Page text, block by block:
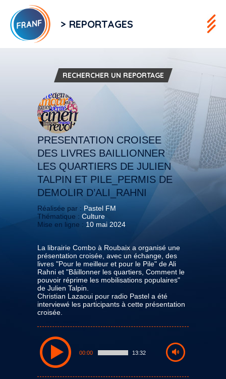
> REPORTAGES
RECHERCHER UN REPORTAGE
PRESENTATION CROISEE
DES LIVRES BAILLIONNER
LES QUARTIERS DE JULIEN
TALPIN ET PILE_PERMIS DE
DEMOLIR D’ALI_RAHNI
Réalisée par : Pastel FM
Thématique : Culture
Mise en ligne : 10 mai 2024
La librairie Combo à Roubaix a organisé une
présentation croisée, avec un échange, des
livres "Pour le meilleur et pour le Pile" de Ali
Rahni et "Bâillonner les quartiers, Comment le
pouvoir réprime les mobilisations populaires"
de Julien Talpin.
Christian Lazaoui pour radio Pastel a été
interviewé les participants à cette présentation
croisée.
00:00 13:32